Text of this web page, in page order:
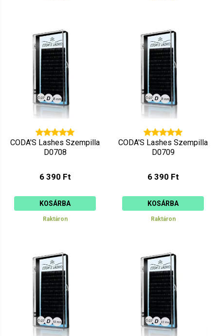
CODA'S Lashes Szempilla
D0708
6 390 Ft
KOSÁRBA
Raktáron
CODA'S Lashes Szempilla
D0709
6 390 Ft
KOSÁRBA
Raktáron